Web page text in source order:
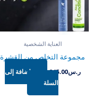
العناية الشخصية
مجموعة التخلص من القشرة
ر.س245.00
إضافة إلى
السلة